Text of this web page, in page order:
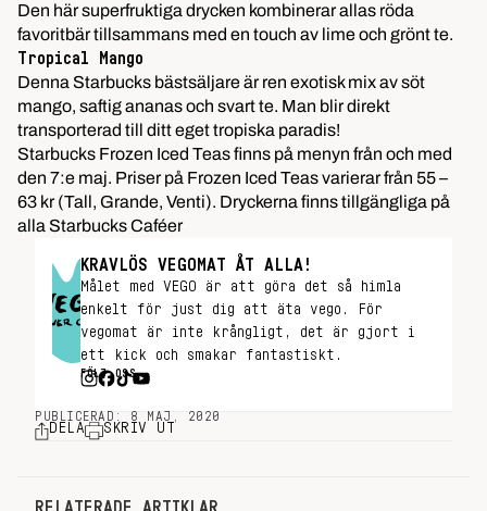
Den här superfruktiga drycken kombinerar allas röda
favoritbär tillsammans med en touch av lime och grönt te.
Tropical Mango
Denna Starbucks bästsäljare är ren exotisk mix av söt
mango, saftig ananas och svart te. Man blir direkt
transporterad till ditt eget tropiska paradis!
Starbucks Frozen Iced Teas finns på menyn från och med
den 7:e maj. Priser på Frozen Iced Teas varierar från 55 –
63 kr (Tall, Grande, Venti). Dryckerna finns tillgängliga på
alla Starbucks Caféer
KRAVLÖS VEGOMAT ÅT ALLA!
Målet med VEGO är att göra det så himla
enkelt för just dig att äta vego. För
vegomat är inte krångligt, det är gjort i
ett kick och smakar fantastiskt.
FÖLJ OSS
PUBLICERAD: 8 MAJ, 2020
DELA SKRIV UT